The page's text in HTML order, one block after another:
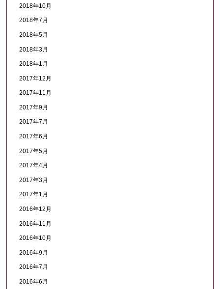
2018年10月
2018年7月
2018年5月
2018年3月
2018年1月
2017年12月
2017年11月
2017年9月
2017年7月
2017年6月
2017年5月
2017年4月
2017年3月
2017年1月
2016年12月
2016年11月
2016年10月
2016年9月
2016年7月
2016年6月